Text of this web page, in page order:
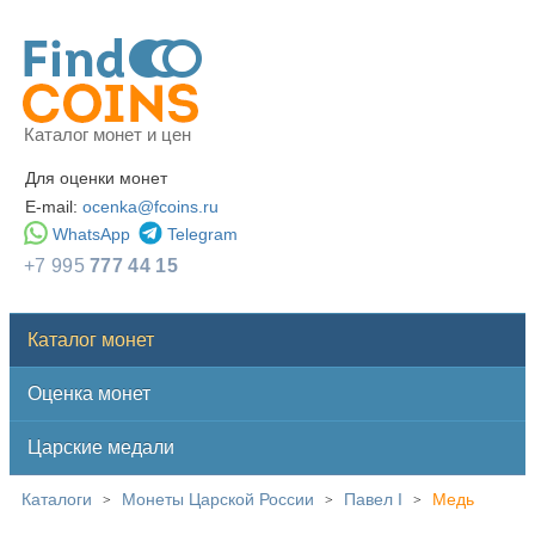
Каталог монет и цен
Для оценки монет
E-mail: ocenka@fcoins.ru
WhatsApp
Telegram
+7 995777 44 15
Каталог монет
Оценка монет
Царские медали
Каталоги > Монеты Царской России > Павел I > Медь